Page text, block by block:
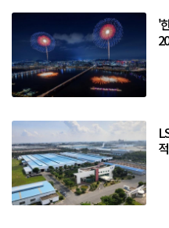
'